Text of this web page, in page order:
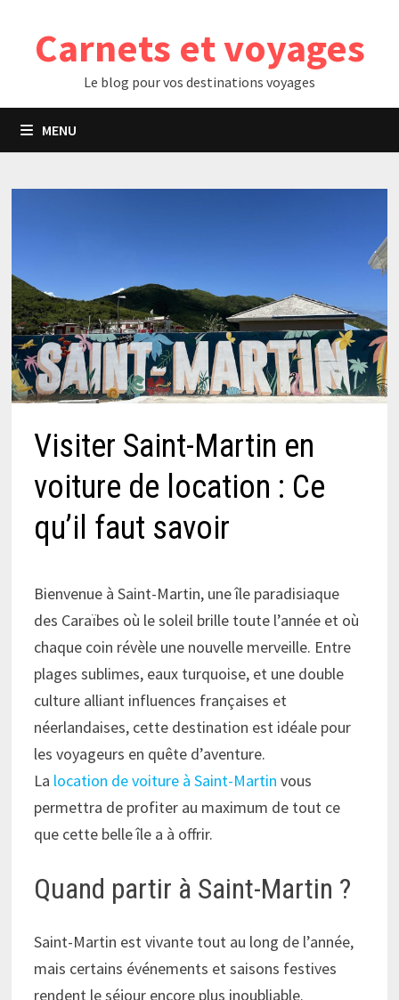
contenuCarnets et voyages
Le blog pour vos destinations voyages
MENU
Visiter Saint-Martin en
voiture de location : Ce
qu’il faut savoir
Bienvenue à Saint-Martin, une île paradisiaque
des Caraïbes où le soleil brille toute l’année et où
chaque coin révèle une nouvelle merveille. Entre
plages sublimes, eaux turquoise, et une double
culture alliant influences françaises et
néerlandaises, cette destination est idéale pour
les voyageurs en quête d’aventure.
La location de voiture à Saint-Martin vous
permettra de profiter au maximum de tout ce
que cette belle île a à offrir.
Quand partir à Saint-Martin ?
Saint-Martin est vivante tout au long de l’année,
mais certains événements et saisons festives
rendent le séjour encore plus inoubliable.